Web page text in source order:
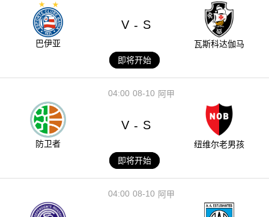
巴伊亚
V - S
瓦斯科达伽马
即将开始
08-10
04:00 阿甲
防卫者
V - S
纽维尔老男孩
即将开始
08-10
04:00 阿甲